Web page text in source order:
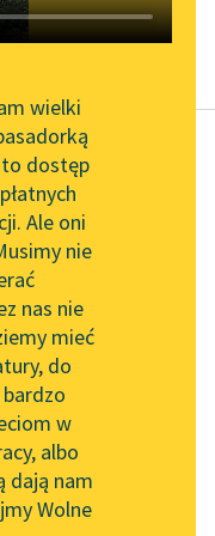
brak utworu
Wolnych Lektur
dla piszących i
PMH
Wolnych Lektur
wielki
to dostęp
Ale oni
nie
nas nie
mieć
do
w
albo
dają nam
Wolne
Przybyszewski
w istocie
w
czarnoksięskie
dał całe
ich recept...
więcej